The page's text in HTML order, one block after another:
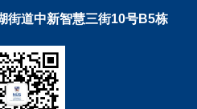
街道中新智慧三街10号B5栋